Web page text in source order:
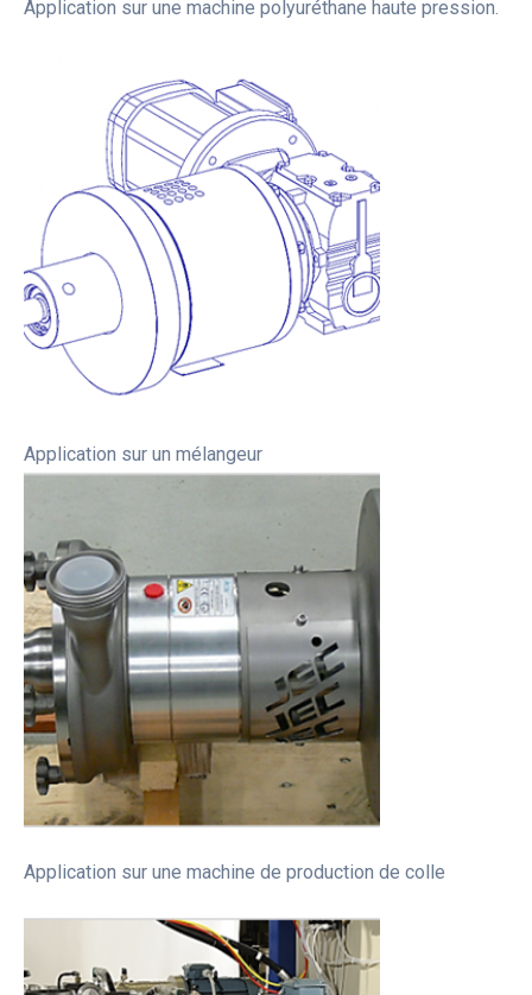
Application sur une machine polyuréthane haute pression.
Application sur un mélangeur
Application sur une machine de production de colle